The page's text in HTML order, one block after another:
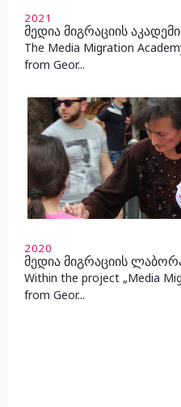
2021
მედია მიგრაციის
The Media Migration
from Geor...
2020
მედია მიგრაციის
Within the project „Media
from Geor...